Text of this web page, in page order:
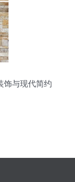
饰与现代简约